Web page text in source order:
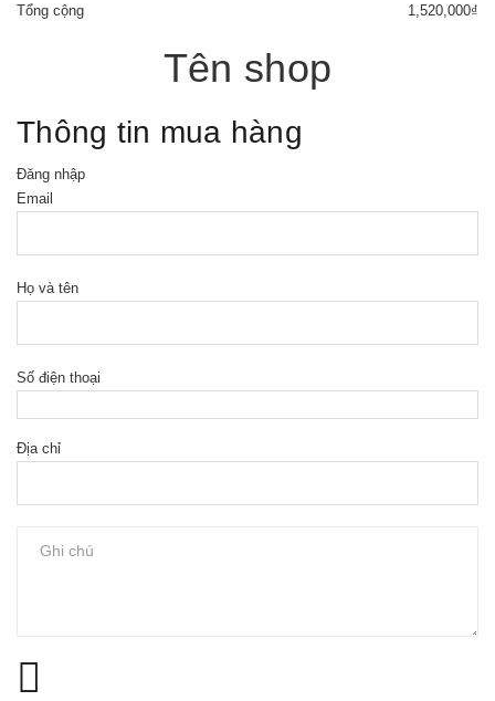
Tổng cộng 1,520,000₫
Tên shop
Thông tin mua hàng
Đăng nhập
Email
Họ và tên
Số điện thoại
Địa chỉ